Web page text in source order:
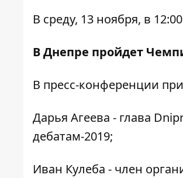
В среду, 13 ноября, в
В Днепре пройдет
В пресс-конференции
Дарья Агеева - глава
дебатам-2019;
Иван Кулеба - член